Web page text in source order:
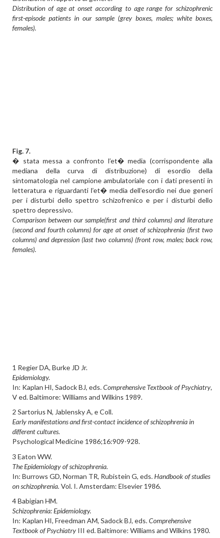
Distribution of age at onset according to age range for schizophrenic
first-episode patients in our sample (grey boxes, males; white boxes,
females).
Fig. 7.
� stata messa a confronto l’et� media (corrispondente alla
mediana della curva di distribuzione) di esordio della
sintomatologia nel campione ambulatoriale con i dati presenti in
letteratura e riguardanti l’et� media dell’esordio nei due generi
per i disturbi dello spettro schizofrenico e per i disturbi dello
spettro depressivo.
Comparison between our sample(first and third columns) and literature
(second and fourth columns) for age at onset of schizophrenia (first two
columns) and depression (last two columns) (front row, males; back row,
females).
1 Regier DA, Burke JD Jr.
Epidemiology.
In: Kaplan HI, Sadock BJ, eds.Comprehensive Textbook of Psychiatry,
V ed. Baltimore: Williams and Wilkins 1989.
2 Sartorius N, Jablensky A, e Coll.
Early manifestations and first-contact incidence of schizophrenia in
different cultures.
Psychological Medicine 1986;16:909-928.
3 Eaton WW.
The Epidemiology of schizophrenia.
In: Burrows GD, Norman TR, Rubistein G, eds.Handbook of studies
on schizophrenia. Vol. I. Amsterdam: Elsevier 1986.
4 Babigian HM.
Schizophrenia: Epidemiology.
In: Kaplan HI, Freedman AM, Sadock BJ, eds.Comprehensive
Textbook of Psychiatry III ed. Baltimore: Williams and Wilkins 1980.